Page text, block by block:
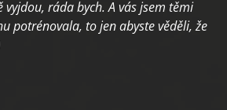
ráda bych. A vás jsem těmi
potrénovala, to jen abyste věděli, že